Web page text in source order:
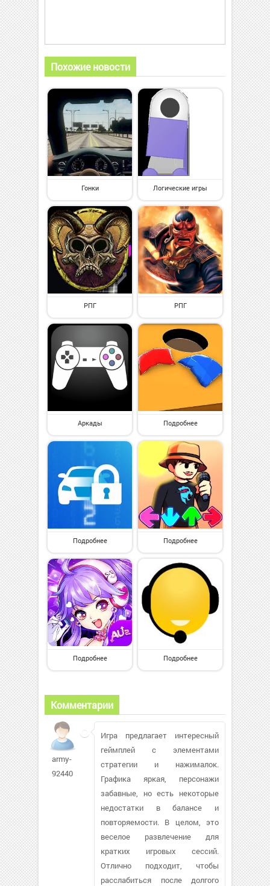
Похожие новости
Гонки Логические игры
РПГ РПГ
Аркады Подробнее
Подробнее Подробнее
Подробнее Подробнее
Комментарии
army-
92440
Игра предлагает интересный
геймплей с элементами
стратегии и нажималок.
Графика яркая, персонажи
забавные, но есть некоторые
недостатки в балансе и
повторяемости. В целом, это
веселое развлечение для
кратких игровых сессий.
Отлично подходит, чтобы
расслабиться после долгого